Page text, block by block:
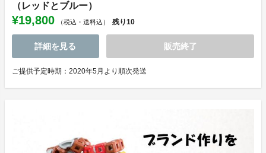
（レッドとブルー）
¥19,800 （税込・送料込） 残り10
詳細を見る 販売終了
ご提供予定時期：2020年5月より順次発送